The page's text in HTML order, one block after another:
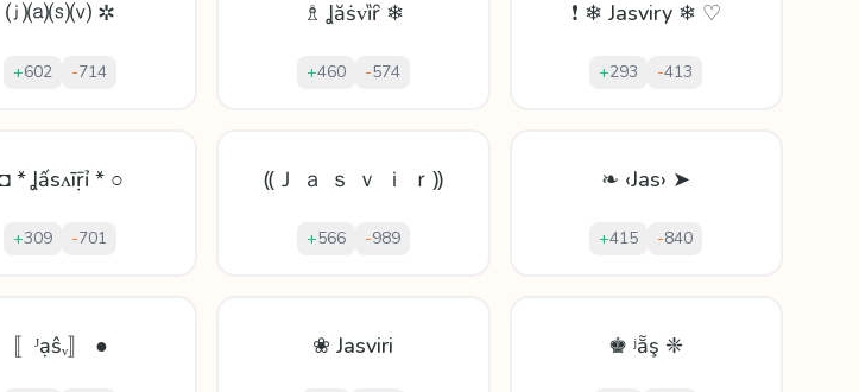
⒥⒜⒮⒱ ✲
+602 -714
♗ Ʝăṡᴠȉȓ ❄
+460 -574
❗ ❄ Jasviry ❄ ♡
+293 -413
* Ʝấsʌīṝỉ * ○
+309 -701
⸨Ｊ ａ ｓ ｖ ｉ ｒ⸩
+566 -989
❧ ‹Jas› ➤
+415 -840
〚ᴶạŝᵥ〛 ● ❀ Jasviri ♚ ʲẵş ❈